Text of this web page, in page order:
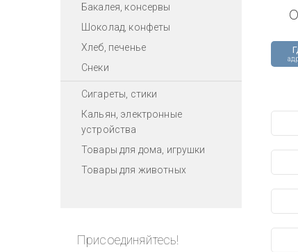
Бакалея, консервы
Шоколад, конфеты
Хлеб, печенье
Снеки
Сигареты, стики
Кальян, электронные
устройства
Товары для дома, игрушки
Товары для животных
Присоединяйтесь!